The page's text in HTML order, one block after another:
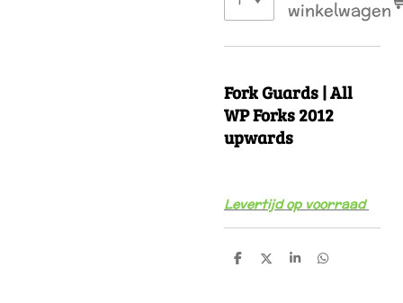
winkelwagen
Fork Guards | All
WP Forks 2012
upwards
Levertijd op voorraad
D
D
S
D